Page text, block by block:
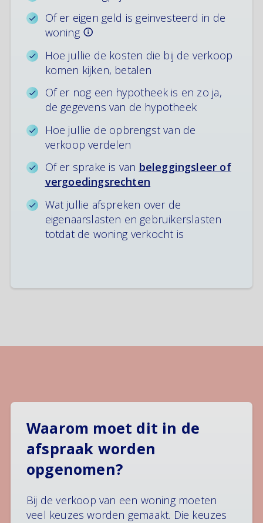
Of er eigen geld is geinvesteerd in de
woning
Hoe jullie de kosten die bij de verkoop
komen kijken, betalen
Of er nog een hypotheek is en zo ja,
de gegevens van de hypotheek
Hoe jullie de opbrengst van de
verkoop verdelen
Of er sprake is van beleggingsleer of
vergoedingsrechten
Wat jullie afspreken over de
eigenaarslasten en gebruikerslasten
totdat de woning verkocht is
Waarom moet dit in de
afspraak worden
opgenomen?
Bij de verkoop van een woning moeten
veel keuzes worden gemaakt. Die keuzes